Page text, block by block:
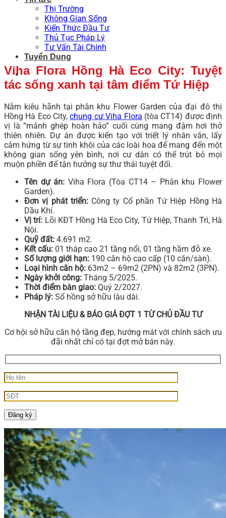
Thị Trường
Không Gian Sống
Kiến Thức Đầu Tư
Thủ Tục Pháp Lý
Tư Vấn Tài Chính
Tuyển Dụng
Viha Flora Hồng Hà Eco City: Tuyệt
tác sống xanh tại tâm điểm Tứ Hiệp
Nằm kiêu hãnh tại phân khu Flower Garden của đại đô thị
Hồng Hà Eco City,chung cư Viha Flora (tòa CT14) được định
vị là “mảnh ghép hoàn hảo” cuối cùng mang đậm hơi thở
thiên nhiên. Dự án được kiến tạo với triết lý nhân văn, lấy
cảm hứng từ sự tinh khôi của các loài hoa để mang đến một
không gian sống yên bình, nơi cư dân có thể trút bỏ mọi
muộn phiền để tận hưởng sự thư thái tuyệt đối.
Tên dự án: Viha Flora (Tòa CT14 – Phân khu Flower
Garden).
Đơn vị phát triển:Công ty Cổ phần Tứ Hiệp Hồng Hà
Dầu Khí.
Vị trí: Lõi KĐT Hồng Hà Eco City, Tứ Hiệp, Thanh Trì, Hà
Nội.
Quỹ đất: 4.691 m2.
Kết cấu: 01 tháp cao 21 tầng nổi, 01 tầng hầm đỗ xe.
Số lượng giới hạn: 190 căn hộ cao cấp (10 căn/sàn).
Loại hình căn hộ: 63m2 – 69m2 (2PN) và 82m2 (3PN).
Ngày khởi công: Tháng 5/2025.
Thời điểm bàn giao: Quý 2/2027.
Pháp lý: Sổ hồng sở hữu lâu dài.
NHẬN TÀI LIỆU & BÁO GIÁ ĐỢT 1 TỪ CHỦ ĐẦU TƯ
Cơ hội sở hữu căn hộ tầng đẹp, hướng mát với chính sách ưu
đãi nhất chỉ có tại đợt mở bán này.